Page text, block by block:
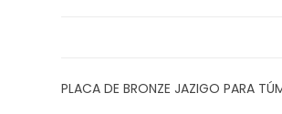
PLACA DE BRONZE JAZIGO PARA